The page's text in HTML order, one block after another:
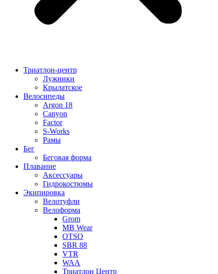
Триатлон-центр
Лужники
Крылатское
Велосипеды
Argon 18
Canyon
Factor
S-Works
Рамы
Бег
Беговая форма
Плавание
Аксессуары
Гидрокостюмы
Экипировка
Велотуфли
Велоформа
Grom
MB Wear
OTSO
SBR 88
VTR
WAA
Триатлон Центр